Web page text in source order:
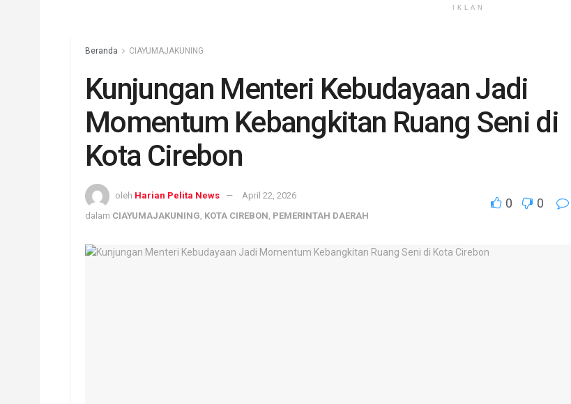
IKLAN
Beranda CIAYUMAJAKUNING
Kunjungan Menteri Kebudayaan Jadi
Momentum Kebangkitan Ruang Seni di
Kota Cirebon
oleh Harian Pelita News
April 22, 2026
dalam CIAYUMAJAKUNING, KOTA CIREBON, PEMERINTAH DAERAH
0 0